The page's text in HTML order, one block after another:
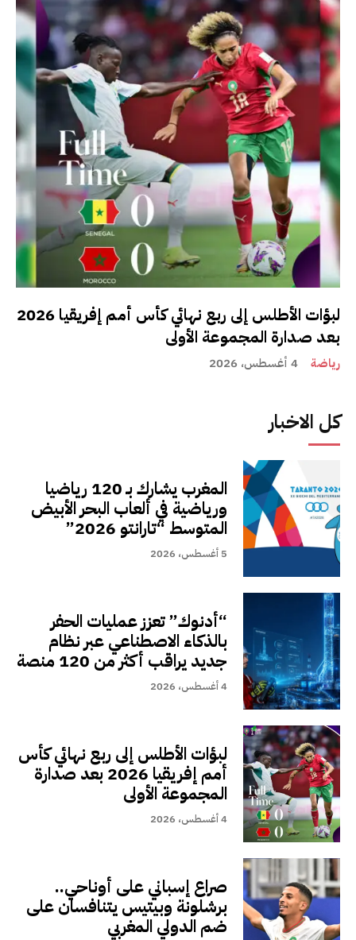
لبؤات الأطلس إلى ربع نهائي كأس أمم إفريقيا 2026
بعد صدارة المجموعة الأولى
رياضة 4 أغسطس، 2026
كل الاخبار
المغرب يشارك بـ 120 رياضيا
ورياضية في ألعاب البحر الأبيض
المتوسط “تارانتو 2026”
5 أغسطس، 2026
“أدنوك” تعزز عمليات الحفر
بالذكاء الاصطناعي عبر نظام
جديد يراقب أكثر من 120 منصة
4 أغسطس، 2026
لبؤات الأطلس إلى ربع نهائي كأس
أمم إفريقيا 2026 بعد صدارة
المجموعة الأولى
4 أغسطس، 2026
صراع إسباني على أوناحي..
برشلونة وبيتيس يتنافسان على
ضم الدولي المغربي